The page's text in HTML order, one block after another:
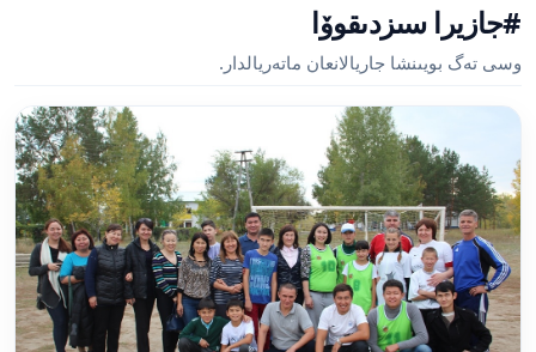
#جازيرا سىزدىقوۆا
وسى تەگ بويىنشا جاريالانعان ماتەريالدار.